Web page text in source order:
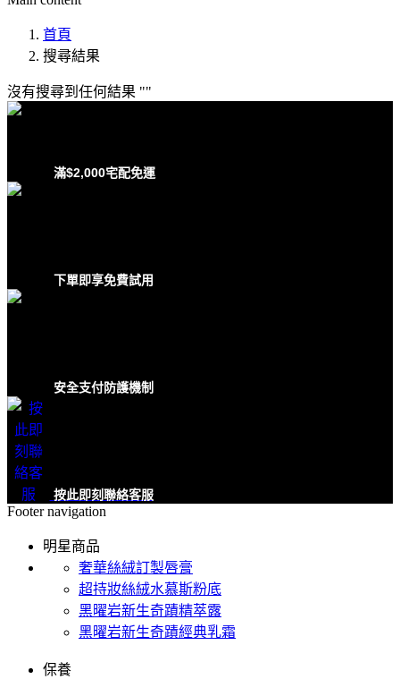
首頁
搜尋結果
沒有搜尋到任何結果
滿$2,000宅配免運
下單即享免費試用
安全支付防護機制
按此即刻聯絡客服
Footer navigation
明星商品
奢華絲絨訂製唇膏
超持妝絲絨水慕斯粉底
黑曜岩新生奇蹟精萃露
黑曜岩新生奇蹟經典乳霜
保養